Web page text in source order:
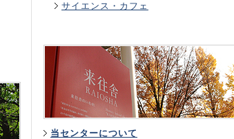
サイエンス・カフェ
当センターについて